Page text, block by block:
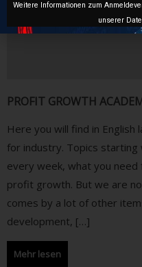
PROFIT GROWTH
Here you will find in English
for industry. Topics starting
every week, what you
profit growth. But we are
comes by a lot of other
development, […]
Mehr lesen
Weitere Informationen zum
unserer